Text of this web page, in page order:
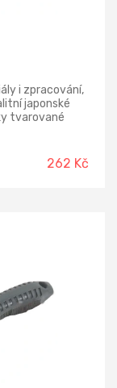
i zpracování,
japonské
tvarované
262 Kč